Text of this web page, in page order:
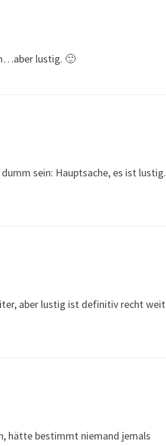
lustig. 🙂
sein: Hauptsache, es ist lustig.
aber lustig ist definitiv recht weit
hätte bestimmt niemand jemals